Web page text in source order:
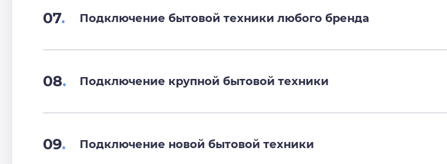
07. Подключение бытовой техники любого бренда
08. Подключение крупной бытовой техники
09. Подключение новой бытовой техники